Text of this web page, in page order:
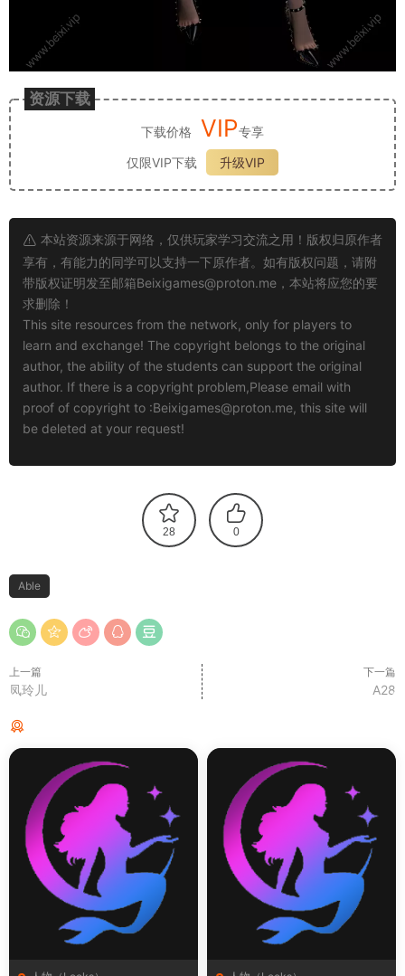
资源下载
下载价格 VIP专享
仅限VIP下载
升级VIP
本站资源来源于网络，仅供玩家学习交流之用！版权归原作者
享有，有能力的同学可以支持一下原作者。如有版权问题，请附
带版权证明发至邮箱Beixigames@proton.me ，本站将应您的要
求删除！
This site resources from the network, only for players to
learn and exchange! The copyright belongs to the original
author, the ability of the students can support the original
author. If there is a copyright problem,Please email with
proof of copyright to :Beixigames@proton.me, this site will
be deleted at your request!
28 0
Able
上一篇
凤玲儿
下一篇
A28